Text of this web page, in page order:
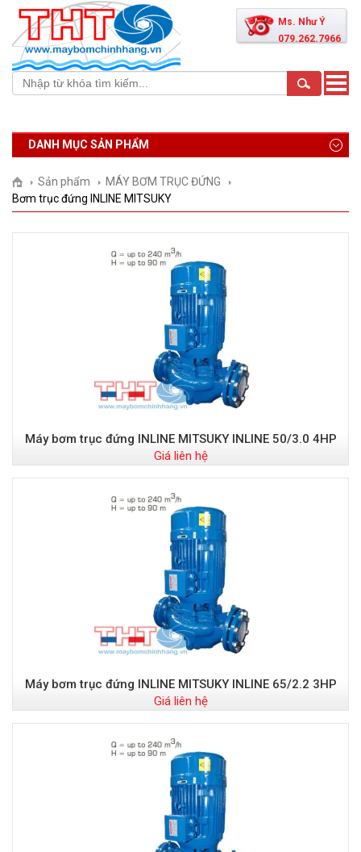
Ms. Như Ý
079.262.7966
Toggle
DANH MỤC SẢN PHẨM
Sản phẩm
MÁY BƠM TRỤC ĐỨNG
Bơm trục đứng INLINE MITSUKY
Máy bơm trục đứng INLINE MITSUKY INLINE 50/3.0 4HP
Giá liên hệ
Máy bơm trục đứng INLINE MITSUKY INLINE 65/2.2 3HP
Giá liên hệ